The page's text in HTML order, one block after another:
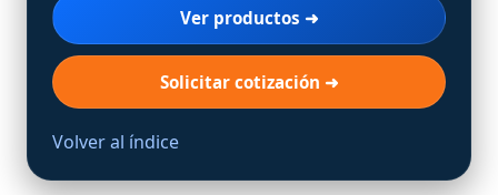
Ver productos ➜
Solicitar cotización ➜
Volver al índice